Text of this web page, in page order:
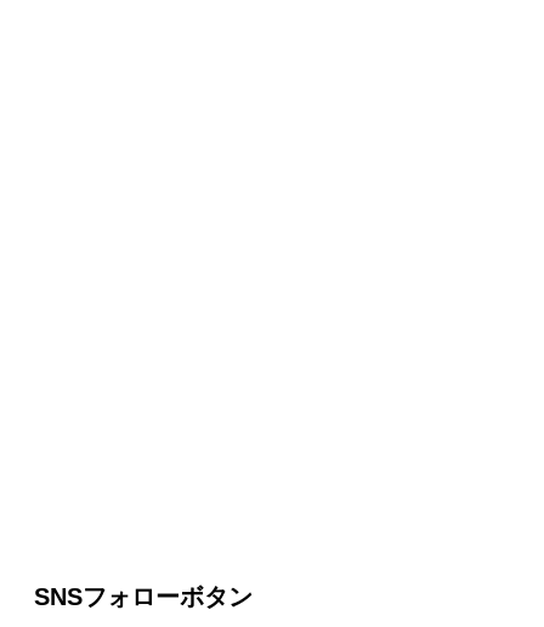
SNSフォローボタン